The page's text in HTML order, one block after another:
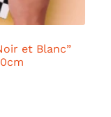
et Blanc”